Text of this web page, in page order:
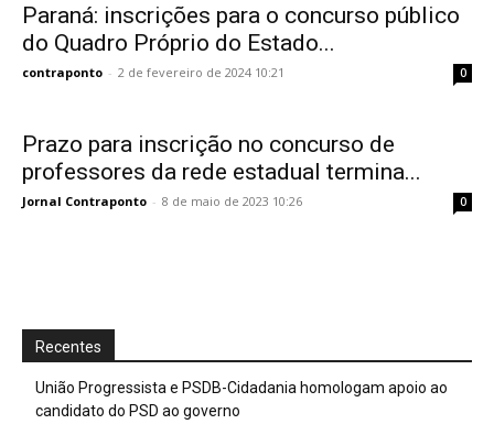
Paraná: inscrições para o concurso público
do Quadro Próprio do Estado...
contraponto - 2 de fevereiro de 2024 10:21 0
Prazo para inscrição no concurso de
professores da rede estadual termina...
Jornal Contraponto - 8 de maio de 2023 10:26 0
Recentes
União Progressista e PSDB-Cidadania homologam apoio ao
candidato do PSD ao governo